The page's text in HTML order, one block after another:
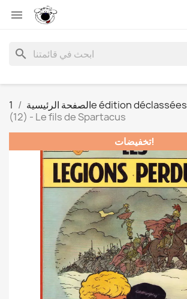

search
الصفحة الرئيسية1e édition déclassées
(12) - Le fils de Spartacus
تخفيضات!